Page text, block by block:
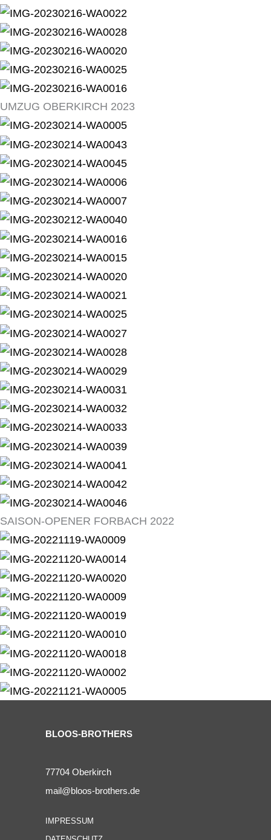
UMZUG OBERKIRCH 2023
SAISON-OPENER FORBACH 2022
BLOOS-BROTHERS
77704 Oberkirch
mail@bloos-brothers.de
IMPRESSUM